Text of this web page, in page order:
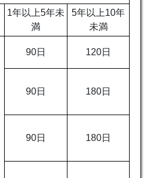
1年以上5年未
満
5年以上10年
未満
90日 120日
90日 180日
90日 180日